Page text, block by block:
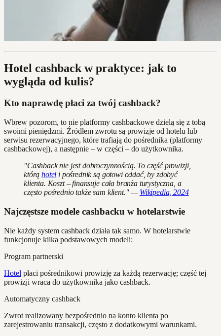
Hotel cashback w praktyce: jak to
wygląda od kulis?
Kto naprawdę płaci za twój cashback?
Wbrew pozorom, to nie platformy cashbackowe dzielą się z tobą
swoimi pieniędzmi. Źródłem zwrotu są prowizje od hotelu lub
serwisu rezerwacyjnego, które trafiają do pośrednika (platformy
cashbackowej), a następnie – w części – do użytkownika.
"Cashback nie jest dobroczynnością. To część prowizji,
którąhotel i pośrednik są gotowi oddać, by zdobyć
klienta. Koszt – finansuje cała branża turystyczna, a
często pośrednio także sam klient." — Wikipedia, 2024
Najczęstsze modele cashbacku w hotelarstwie
Nie każdy system cashback działa tak samo. W hotelarstwie
funkcjonuje kilka podstawowych modeli:
Program partnerski
Hotel płaci pośrednikowi prowizję za każdą rezerwację; część tej
prowizji wraca do użytkownika jako cashback.
Automatyczny cashback
Zwrot realizowany bezpośrednio na konto klienta po
zarejestrowaniu transakcji, często z dodatkowymi warunkami.